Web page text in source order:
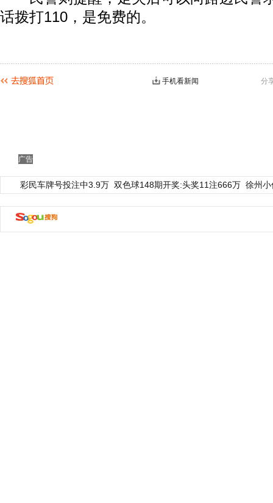
话拨打110，是免费的。
分
手机看新闻
广告
彩民车牌号投注中3.9万 双色球148期开奖:头奖11注666万 徐州